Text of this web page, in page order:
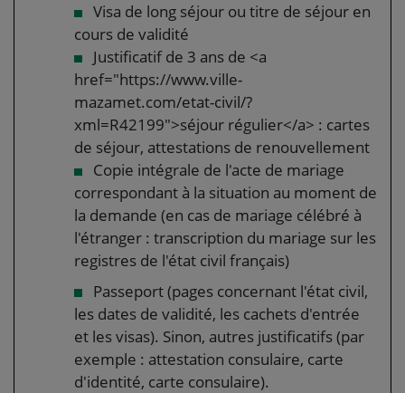
Visa de long séjour ou titre de séjour en
cours de validité
Justificatif de 3 ans de <a
href="https://www.ville-
mazamet.com/etat-civil/?
xml=R42199">séjour régulier</a> : cartes
de séjour, attestations de renouvellement
Copie intégrale de l'acte de mariage
correspondant à la situation au moment de
la demande (en cas de mariage célébré à
l'étranger : transcription du mariage sur les
registres de l'état civil français)
Passeport (pages concernant l'état civil,
les dates de validité, les cachets d'entrée
et les visas). Sinon, autres justificatifs (par
exemple : attestation consulaire, carte
d'identité, carte consulaire).